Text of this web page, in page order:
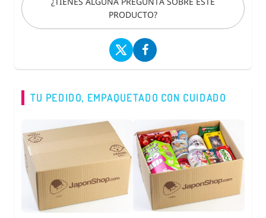
PRODUCTO?
TU PEDIDO, EMPAQUETADO CON CUIDADO